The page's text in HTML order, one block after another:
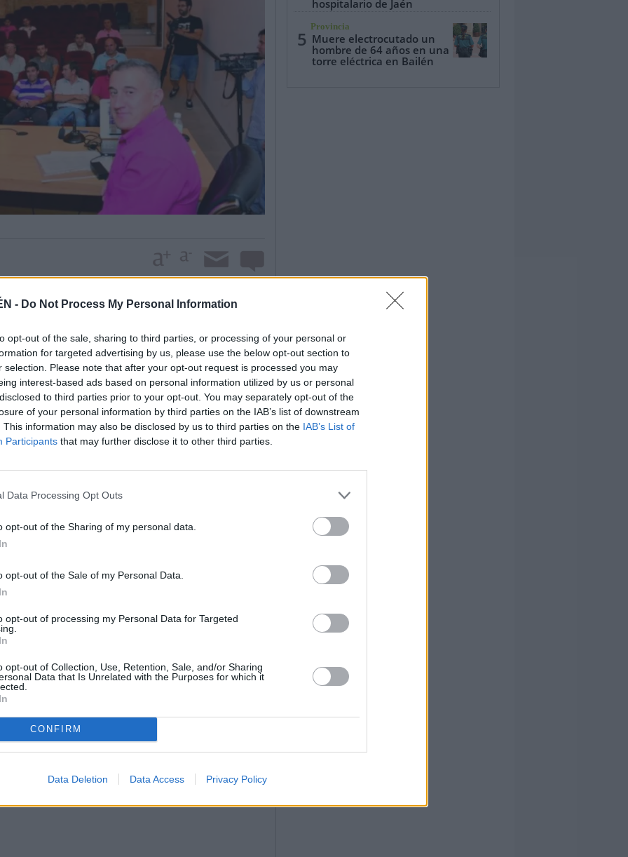
- Do Not Process My Personal Information
opt-out of the sale, sharing to third parties, or processing of your personal or
for targeted advertising by us, please use the below opt-out section to
selection. Please note that after your opt-out request is processed you may
interest-based ads based on personal information utilized by us or personal
to third parties prior to your opt-out. You may separately opt-out of the
of your personal information by third parties on the IAB’s list of downstream
This information may also be disclosed by us to third parties on the IAB’s List of
Participants that may further disclose it to other third parties.
Data Processing Opt Outs
opt-out of the Sharing of my personal data.
opt-out of the Sale of my Personal Data.
opt-out of processing my Personal Data for Targeted
opt-out of Collection, Use, Retention, Sale, and/or Sharing
Data that Is Unrelated with the Purposes for which it
CONFIRM
Data Deletion Data Access Privacy Policy
para acceder a las ofertas de empleo que provea el
y estar empadronado, como mínimo, desde hace
figurar como demandante en el Servicio Andaluz
formación y experiencia necesarias.
seis meses, de carácter temporal y sumarán puntos
numerosas, sean mayores de 45 años, con
responsable municipal, se publicarán doce
y Mantenimiento. Se requerirán tres peones y
mantenedores, pintores, un chapista
Para cada puesto se seleccionará una terna de
más ofertas, siempre sujetas a las
ajuste.
en la web del Ayuntamiento, para
se conjuguen las necesidades de la ciudadanía
y sostenibles del Ayuntamiento. No vamos a
de empleo sin ningún tipo de rigor, como la
también cargó contra el PSOE: “Se han
para necesidades puntuales y reales del
y no llegar a la situación en la que estamos”.
hospitalario de Jaén
5
Provincia
Muere electrocutado un
hombre de 64 años en una
torre eléctrica en Bailén